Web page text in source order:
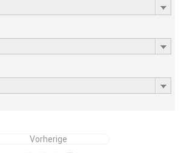
Vorherige